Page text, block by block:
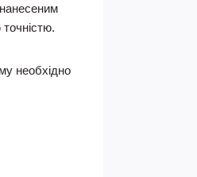
необхідно